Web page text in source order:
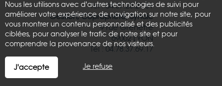
Tél : 04.37.26.21.81
Gestion, Copropriété, Syndic
9 rue Grenette
69002 LYON
Tél : 04.78.37.69.17
Nous les utilisons avec d'autres technologies de suivi pour
améliorer votre expérience de navigation sur notre site, pour
vous montrer un contenu personnalisé et des publicités
ciblées, pour analyser le trafic de notre site et pour
comprendre la provenance de nos visiteurs.
J'accepte Je refuse